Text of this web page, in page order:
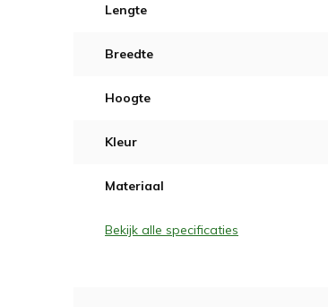
Lengte
Breedte
Hoogte
Kleur
Materiaal
Bekijk alle specificaties